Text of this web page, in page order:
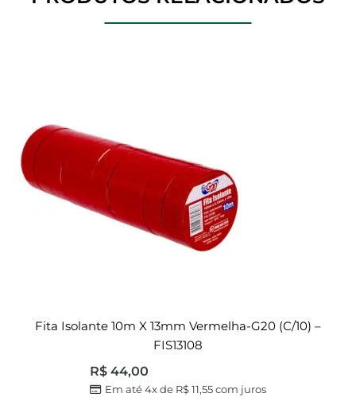
Fita Isolante 10m X 13mm Vermelha-G20 (c/10) –
FIS13108
R$ 44,00
Em até 4x de R$11,55com juros